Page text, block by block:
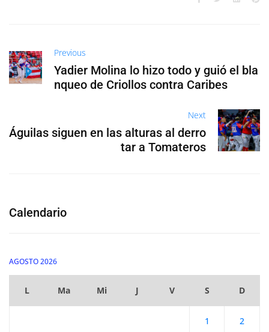
Previous
Yadier Molina lo hizo todo y guió el bla
nqueo de Criollos contra Caribes
Next
Águilas siguen en las alturas al derro
tar a Tomateros
Calendario
AGOSTO 2026
L Ma Mi J V S D
1 2